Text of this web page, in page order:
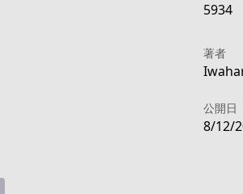
5934
著者
公開日
8/12/